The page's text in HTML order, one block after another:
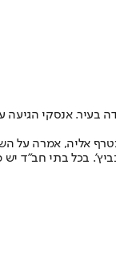
בעיר. אנסקי
אליה, אמרה על
הרב יוסף חיים קנטור בשנת 1994 שיצא